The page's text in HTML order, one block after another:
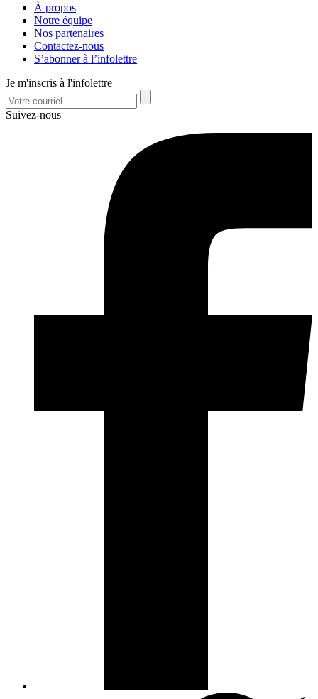
À propos
Notre équipe
Nos partenaires
Contactez-nous
S’abonner à l’infolettre
Je m'inscris à l'infolettre
Suivez-nous